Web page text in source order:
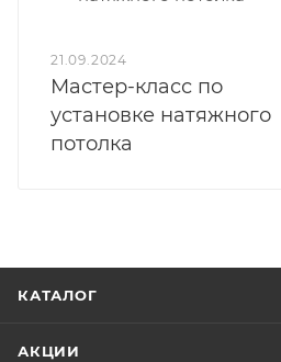
21.09.2024
Мастер-класс по
установке натяжного
потолка
КАТАЛОГ
АКЦИИ